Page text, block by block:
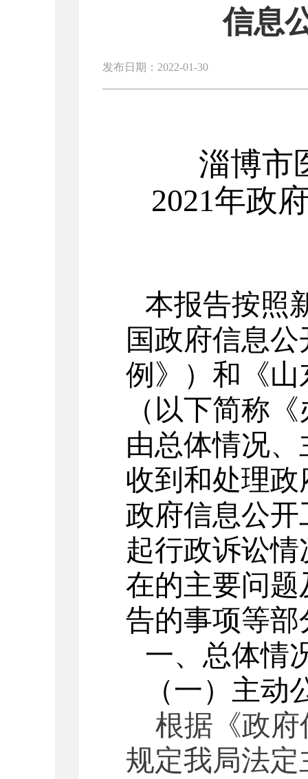
信息
发布日期：2022-01-30
淄博市
2021年政
本报告按照
国政府信息
例》）和《
（以下简称
由总体情况
收到和处理
政府信息公
起行政诉讼
在的主要问
告的事项等部
一、 总体情
（一） 主动
根据《政
规定我局法